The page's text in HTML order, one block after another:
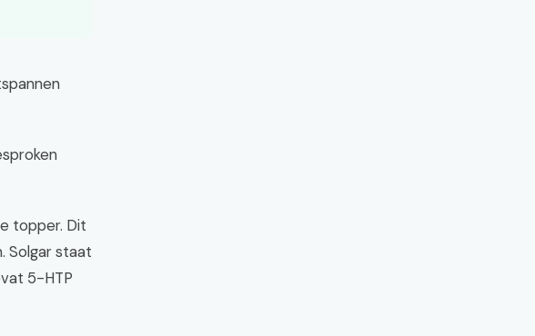
topper. Dit
Solgar staat
5-HTP